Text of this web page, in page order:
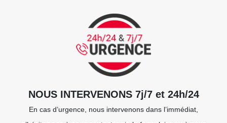
NOUS INTERVENONS 7j/7 et 24h/24
En cas d’urgence, nous intervenons dans l’immédiat,